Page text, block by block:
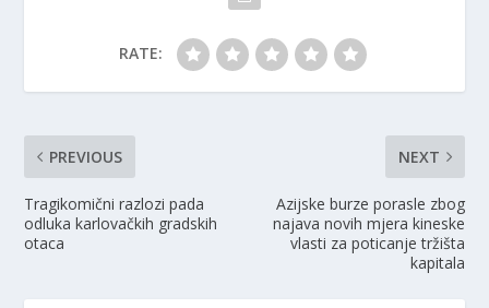
RATE:
PREVIOUS
Tragikomični razlozi pada
odluka karlovačkih gradskih
otaca
NEXT
Azijske burze porasle zbog
najava novih mjera kineske
vlasti za poticanje tržišta
kapitala